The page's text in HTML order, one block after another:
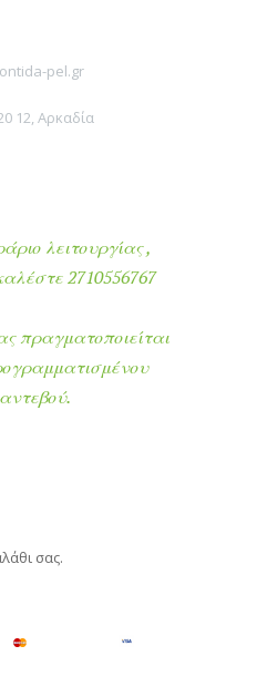
pel.gr
12, Αρκαδία
λειτουργίας ,
2710556767
πραγματοποιείται
σας.